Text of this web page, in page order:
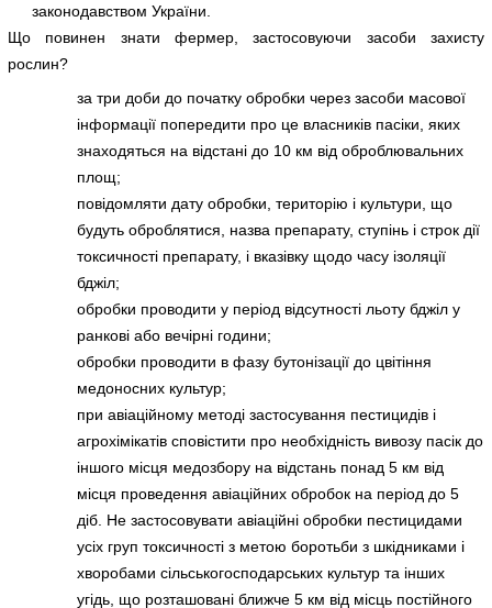
законодавством України.
Що повинен знати фермер, застосовуючи засоби захисту
рослин?
за три доби до початку обробки через засоби масової
інформації попередити про це власників пасіки, яких
знаходяться на відстані до 10 км від оброблювальних
площ;
повідомляти дату обробки, територію і культури, що
будуть оброблятися, назва препарату, ступінь і строк дії
токсичності препарату, і вказівку щодо часу ізоляції
бджіл;
обробки проводити у період відсутності льоту бджіл у
ранкові або вечірні години;
обробки проводити в фазу бутонізації до цвітіння
медоносних культур;
при авіаційному методі застосування пестицидів і
агрохімікатів сповістити про необхідність вивозу пасік до
іншого місця медозбору на відстань понад 5 км від
місця проведення авіаційних обробок на період до 5
діб. Не застосовувати авіаційні обробки пестицидами
усіх груп токсичності з метою боротьби з шкідниками і
хворобами сільськогосподарських культур та інших
угідь, що розташовані ближче 5 км від місць постійного